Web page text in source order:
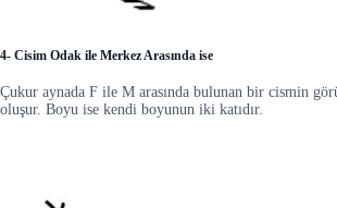
4- Cisim Odak ile Merkez Arasında ise
Çukur aynada F ile M arasında bulunan bir cismin
oluşur. Boyu ise kendi boyunun iki katıdır.